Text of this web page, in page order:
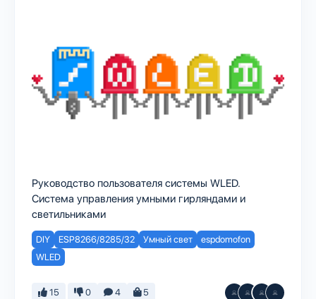
Руководство пользователя системы WLED.
Система управления умными гирляндами и
светильниками
DIY ESP8266/8285/32 Умный свет
espdomofon
WLED
15 0 4 5